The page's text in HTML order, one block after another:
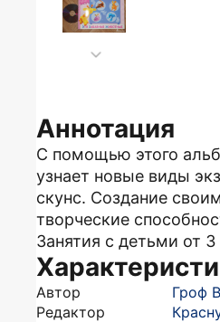
Аннотация
С помощью этого
узнает новые виды
скунс. Создание
творческие
Занятия с детьми от
Автор
Гроф
Редактор